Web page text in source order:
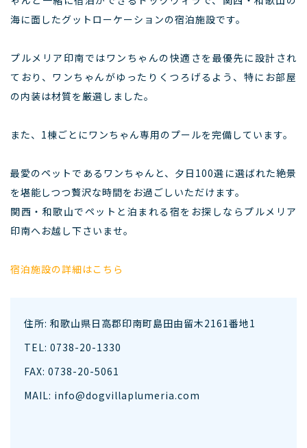
海に面したグットローケーションの宿泊施設です。
プルメリア印南ではワンちゃんの快適さを最優先に設計され
ており、ワンちゃんがゆったりくつろげるよう、特にお部屋
の内装は材質を厳選しました。
また、1棟ごとにワンちゃん専用のプールを完備しています。
最愛のペットであるワンちゃんと、夕日100選に選ばれた絶景
を堪能しつつ贅沢な時間をお過ごしいただけます。
関西・和歌山でペットと泊まれる宿をお探しならプルメリア
印南へお越し下さいませ。
宿泊施設の詳細はこちら
住所: 和歌山県日高郡印南町島田由留木2161番地1
TEL: 0738-20-1330
FAX: 0738-20-5061
MAIL: info@dogvillaplumeria.com